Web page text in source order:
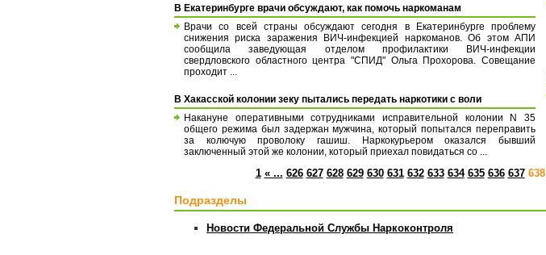
В Екатеринбурге врачи обсуждают, как помочь наркоманам
Врачи со всей страны обсуждают сегодня в Екатеринбурге проблему
снижения риска заражения ВИЧ-инфекцией наркоманов. Об этом АПИ
сообщила заведующая отделом профилактики ВИЧ-инфекции
свердловского областного центра "СПИД" Ольга Прохорова. Совещание
проходит ...
В Хакасской колонии зеку пытались передать наркотики с воли
Накануне оперативными сотрудниками исправительной колонии N 35
общего режима был задержан мужчина, который попытался переправить
за колючую проволоку гашиш. Наркокурьером оказался бывший
заключенный этой же колонии, который приехал повидаться со ...
1 « ... 626 627 628 629 630 631 632 633 634 635 636 637 638
Подразделы
Новости Федеральной Службы Наркоконтроля